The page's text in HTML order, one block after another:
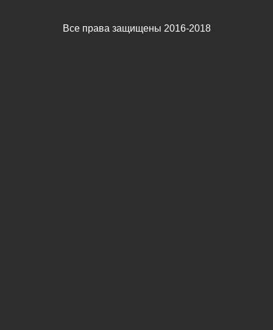
Все права защищены 2016-2018